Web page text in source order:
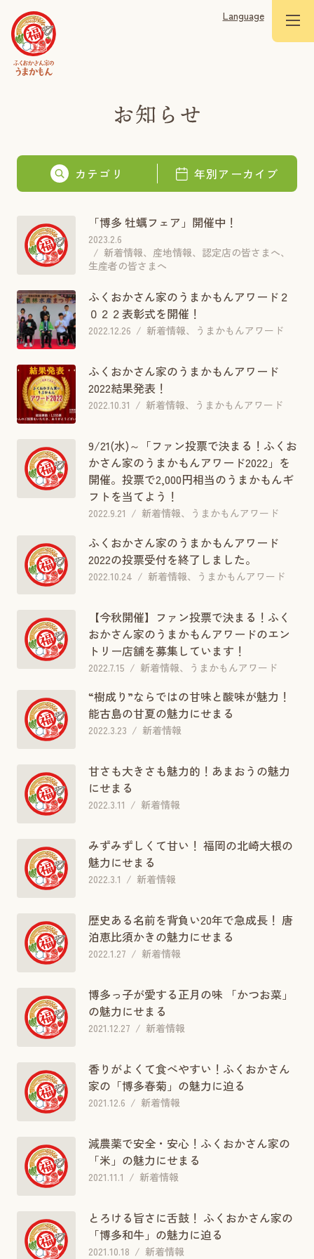
Language
カテゴリ 年別アーカイブ
「博多 牡蠣フェア」開催中！
2023.2.6
新着情報、産地情報、認定店の皆さまへ、
生産者の皆さまへ
ふくおかさん家のうまかもんアワード２
０２２表彰式を開催！
2022.12.26 新着情報、うまかもんアワード
ふくおかさん家のうまかもんアワード
2022結果発表！
2022.10.31 新着情報、うまかもんアワード
9/21(水)～「ファン投票で決まる！ふくお
かさん家のうまかもんアワード2022」を
開催。投票で2,000円相当のうまかもんギ
フトを当てよう！
2022.9.21 新着情報、うまかもんアワード
ふくおかさん家のうまかもんアワード
2022の投票受付を終了しました。
2022.10.24 新着情報、うまかもんアワード
【今秋開催】ファン投票で決まる！ふく
おかさん家のうまかもんアワードのエン
トリー店舗を募集しています！
2022.7.15 新着情報、うまかもんアワード
“樹成り”ならではの甘味と酸味が魅力！
能古島の甘夏の魅力にせまる
2022.3.23 新着情報
甘さも大きさも魅力的！あまおうの魅力
にせまる
2022.3.11 新着情報
みずみずしくて甘い！ 福岡の北崎大根の
魅力にせまる
2022.3.1 新着情報
歴史ある名前を背負い20年で急成長！ 唐
泊恵比須かきの魅力にせまる
2022.1.27 新着情報
博多っ子が愛する正月の味 「かつお菜」
の魅力にせまる
2021.12.27 新着情報
香りがよくて食べやすい！ふくおかさん
家の「博多春菊」の魅力に迫る
2021.12.6 新着情報
減農薬で安全・安心！ふくおかさん家の
「米」の魅力にせまる
2021.11.1 新着情報
とろける旨さに舌鼓！ ふくおかさん家の
「博多和牛」の魅力に迫る
2021.10.18 新着情報